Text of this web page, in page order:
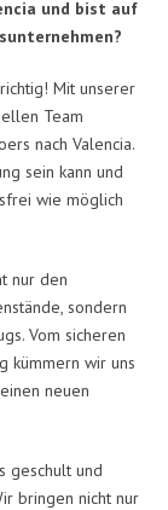
und bist auf
Mit unserer
Team
nach Valencia.
sein kann und
wie möglich
nur den
sondern
Vom sicheren
kümmern wir uns
neuen
geschult und
bringen nicht nur